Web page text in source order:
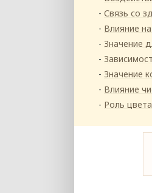
Связь со
Влияние
Значение
Значение
Влияние
Роль